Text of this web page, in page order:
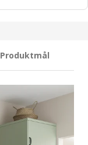
Produktmål